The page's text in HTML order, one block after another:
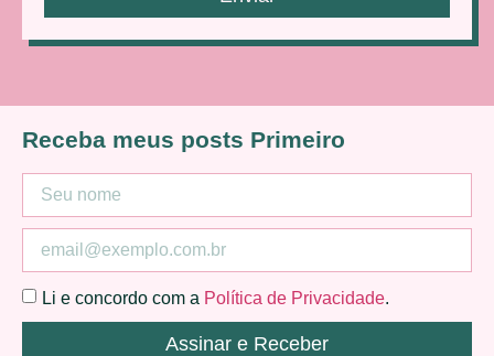
Receba meus posts Primeiro
Li e concordo com a Política de Privacidade
Assinar e Receber